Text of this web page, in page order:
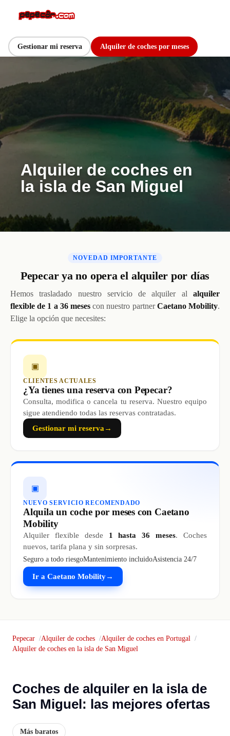
Gestionar mi reserva Alquiler de coches por meses
Alquiler de coches en
la isla de San Miguel
NOVEDAD IMPORTANTE
Pepecar ya no opera el alquiler por días
Hemos trasladado nuestro servicio de alquiler al alquiler
flexible de 1 a 36 meses con nuestro partnerCaetano Mobility.
Elige la opción que necesites:
▣
CLIENTES ACTUALES
¿Ya tienes una reserva con Pepecar?
Consulta, modifica o cancela tu reserva. Nuestro equipo
sigue atendiendo todas las reservas contratadas.
Gestionar mi reserva →
▣
NUEVO SERVICIO RECOMENDADO
Alquila un coche por meses con Caetano
Mobility
Alquiler flexible desde 1 hasta 36 meses. Coches
nuevos, tarifa plana y sin sorpresas.
Seguro a todo riesgoMantenimiento incluidoAsistencia 24/7
Ir a Caetano Mobility→
Pepecar Alquiler de coches
Alquiler de coches en Portugal
Alquiler de coches en la isla de San Miguel
Coches de alquiler en la isla de
San Miguel: las mejores ofertas
Más baratos